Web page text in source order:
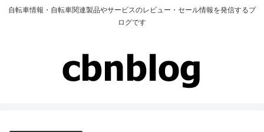
自転車情報・自転車関連製品やサービスのレビュー・セール情報を発信するブ
ログです